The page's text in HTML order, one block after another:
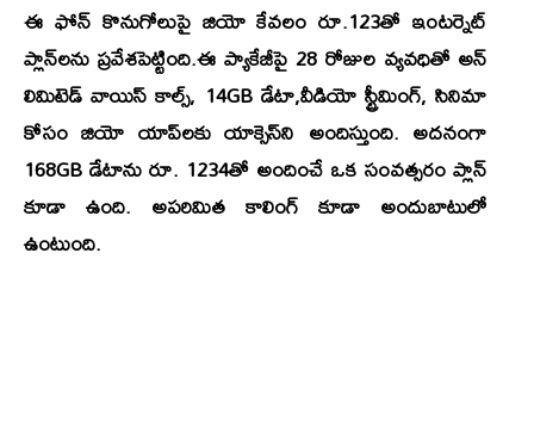
ఈ ఫోన్‌ కొనుగోలుపై జియో కేవలం రూ.123తో ఇంటర్నెట్
ప్లాన్‌లను ప్రవేశపెట్టింది.ఈ ప్యాకేజీపై 28 రోజుల వ్యవధితో అన్
లిమిటెడ్ వాయిస్ కాల్స్, 14GB డేటా,వీడియో స్ట్రీమింగ్‌, సినిమా
కోసం జియో యాప్‌లకు యాక్సెస్‌ని అందిస్తుంది. అదనంగా
168GB డేటాను రూ. 1234తో అందించే ఒక సంవత్సరం ప్లాన్
కూడా ఉంది. అపరిమిత కాలింగ్ కూడా అందుబాటులో
ఉంటుంది.